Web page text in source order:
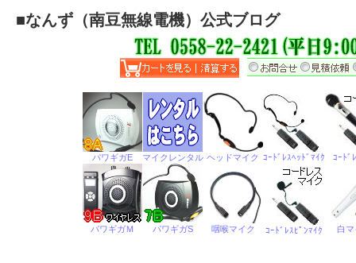
■なんず（南豆無線電機）公式ブログ